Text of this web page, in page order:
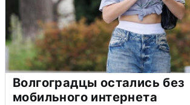
Волгоградцы остались без
мобильного интернета